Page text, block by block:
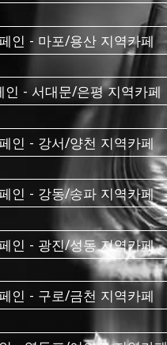
인 - 마포/용산 지역카페
인 - 서대문/은평 지역카페
인 - 강서/양천 지역카페
인 - 강동/송파 지역카페
인 - 광진/성동 지역카페
인 - 구로/금천 지역카페